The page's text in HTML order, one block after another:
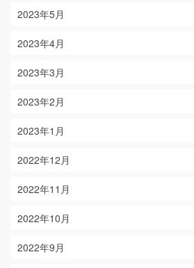
2023年5月
2023年4月
2023年3月
2023年2月
2023年1月
2022年12月
2022年11月
2022年10月
2022年9月